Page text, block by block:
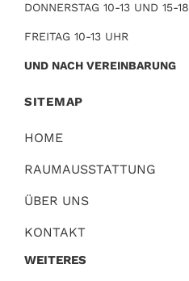
DONNERSTAG 10-13 UND 15-18
FREITAG 10-13 UHR
UND NACH VEREINBARUNG
SITEMAP
HOME
RAUMAUSSTATTUNG
ÜBER UNS
KONTAKT
WEITERES